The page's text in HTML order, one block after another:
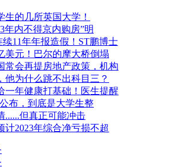
生的几所英国大学！
年内不得京内购房”明
11年年报造假！ST鹏博士
美元！巴尔的摩大桥倒塌
常会再提房地产政策，机构
他为什么跳不出科目三？
一年健康打基础！医生提醒
布，到底是大学生整
......但真正可能冲击
计2023年综合净亏损不超